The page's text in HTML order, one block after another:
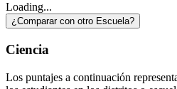
Loading...
¿Comparar con otro Escuela?
Ciencia
Los puntajes a continuación